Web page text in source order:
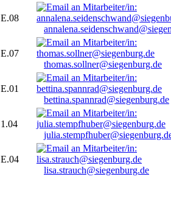
E.08
E.07
thomas.sollner@siegenburg.de
E.01
bettina.spannrad@siegenburg.de
1.04
E.04
lisa.strauch@siegenburg.de